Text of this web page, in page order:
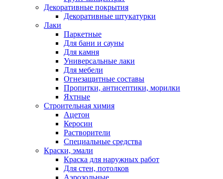
Декоративные покрытия
Декоративные штукатурки
Лаки
Паркетные
Для бани и сауны
Для камня
Универсальные лаки
Для мебели
Огнезащитные составы
Пропитки, антисептики, морилки
Яхтные
Строительная химия
Ацетон
Керосин
Растворители
Специальные средства
Краски, эмали
Краска для наружных работ
Для стен, потолков